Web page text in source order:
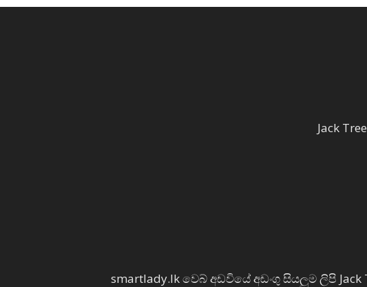
Jack
smartlady.lk වෙබ් අඩවියේ අඩංගු සියලුම ලිපි